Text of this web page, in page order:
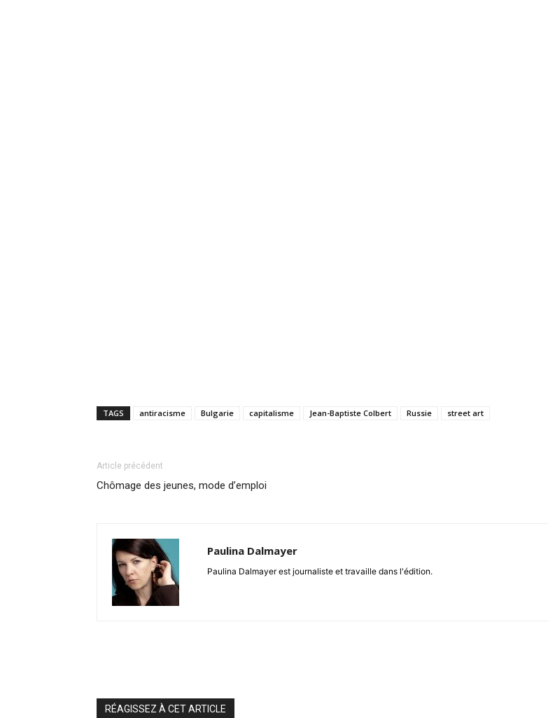
TAGS antiracisme Bulgarie capitalisme Jean-Baptiste Colbert Russie street art
Article précédent
Chômage des jeunes, mode d’emploi
Paulina Dalmayer
Paulina Dalmayer est journaliste et travaille dans l'édition.
RÉAGISSEZ À CET ARTICLE